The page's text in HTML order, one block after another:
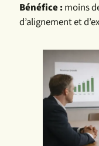
Bénéfice :moins
d’alignement et